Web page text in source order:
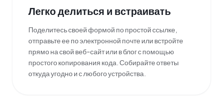
Легко делиться и встраивать
Поделитесь своей формой по простой ссылке,
отправьте ее по электронной почте или встройте
прямо на свой веб-сайт или в блог с помощью
простого копирования кода. Собирайте ответы
откуда угодно и с любого устройства.